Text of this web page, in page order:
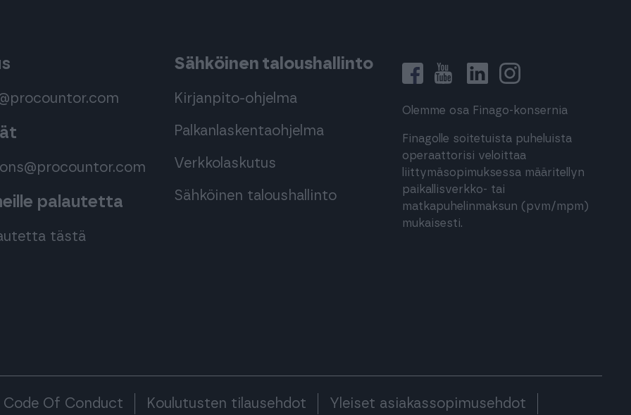
palautetta
tästä
Sähköinen taloushallinto
Kirjanpito-ohjelma
Palkanlaskentaohjelma
Verkkolaskutus
Sähköinen taloushallinto
Olemme osa Finago-konsernia
Finagolle soitetuista puheluista
operaattorisi veloittaa
liittymäsopimuksessa määritellyn
paikallisverkko- tai
matkapuhelinmaksun (pvm/mpm)
mukaisesti.
Code Of Conduct Koulutusten tilausehdot Yleiset asiakassopimusehdot